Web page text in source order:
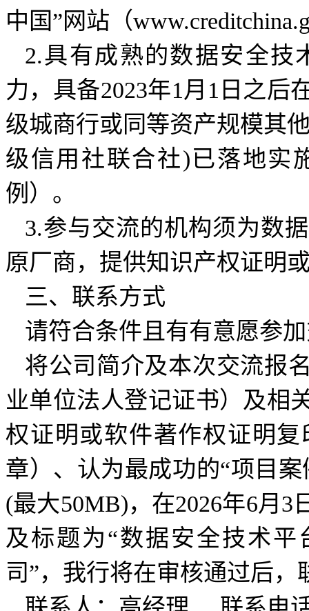
中国”网站（
2.具有成熟的数据安全技
力，具备2023年1月1日之后
级城商行或同等资产规模其
级信用社联合社)已落地实
例）。
3.参与交流的机构须为数
原厂商，提供知识产权证明
三、联系方式
请符合条件且有有意愿参
将公司简介及本次交流报
业单位法人登记证书）及相
权证明或软件著作权证明
章）、认为最成功的“项目
(最大50MB)，在2026年6月
及标题为“数据安全技术
司”，我行将在审核通过后